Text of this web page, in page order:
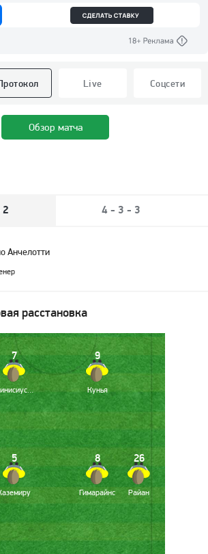
Live Соцсети
Обзор матча
4 - 3 - 3
Анчелотти
расстановка
5 8
Гимарайнс
26
Райан
7
Винисиус Жуниор
9
Кунья